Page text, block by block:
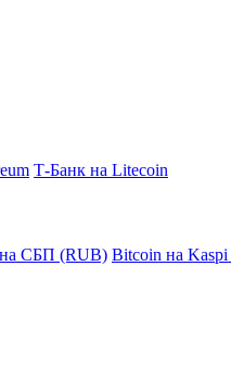
Т-Банк на Litecoin
СБП (RUB) Bitcoin на